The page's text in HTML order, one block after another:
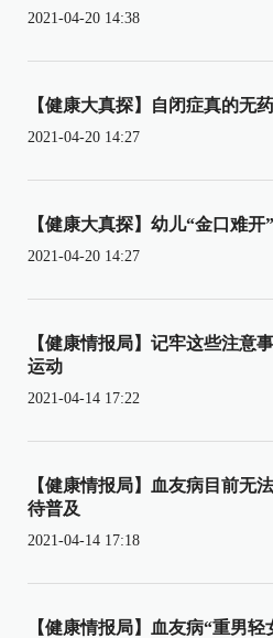
2021-04-20 14:38
【健康大真探】自闭症真的无
2021-04-20 14:27
【健康大真探】幼儿“金口难
2021-04-20 14:27
【健康情报局】记牢这些注意
运动
2021-04-14 17:22
【健康情报局】血友病目前无
待普及
2021-04-14 17:18
【健康情报局】血友病“重男